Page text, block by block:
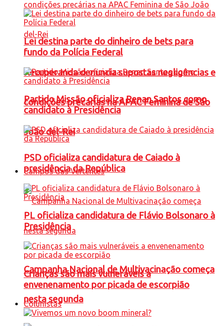
Recuperanda denuncia supostas negligências e
condições precárias na APAC Feminina de São
João del-Rei
Campos das Vertentes
Campanha Nacional de Multivacinação começa
nesta segunda
Lei destina parte do dinheiro de bets para
fundo da Polícia Federal
Partido Missão oficializa Renan Santos como
candidato à Presidência
PSD oficializa candidatura de Caiado à
presidência da República
PL oficializa candidatura de Flávio Bolsonaro à
Presidência
Crianças são mais vulneráveis a
envenenamento por picada de escorpião
Colunistas